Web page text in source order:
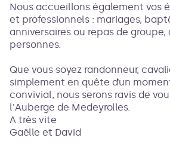
Nous accueillons également vos
et professionnels : mariages,
anniversaires ou repas de groupe,
personnes.
Que vous soyez randonneur,
simplement en quête d’un
convivial, nous serons ravis de
l'Auberge de Medeyrolles.
A très vite
Gaëlle et David